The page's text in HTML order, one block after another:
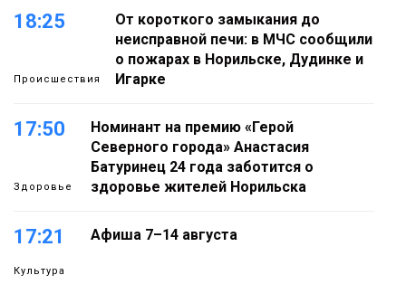
18:25
Происшествия
От короткого замыкания до
неисправной печи: в МЧС сообщили
о пожарах в Норильске, Дудинке и
Игарке
17:50
Здоровье
Номинант на премию «Герой
Северного города» Анастасия
Батуринец 24 года заботится о
здоровье жителей Норильска
17:21
Культура
Афиша 7–14 августа